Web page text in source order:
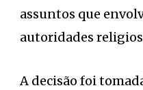
assuntos que
autoridades
A decisão foi